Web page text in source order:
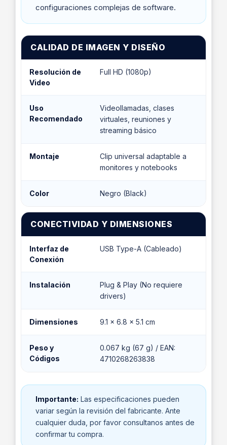
configuraciones complejas de software.
CALIDAD DE IMAGEN Y DISEÑO
Resolución de
Video
Full HD (1080p)
Uso
Recomendado
Videollamadas, clases
virtuales, reuniones y
streaming básico
Montaje
Clip universal adaptable a
monitores y notebooks
Color Negro (Black)
CONECTIVIDAD Y DIMENSIONES
Interfaz de
Conexión
USB Type-A (Cableado)
Instalación
Plug & Play (No requiere
drivers)
Dimensiones 9.1 x 6.8 x 5.1 cm
Peso y
Códigos
0.067 kg (67 g) / EAN:
4710268263838
Importante: Las especificaciones pueden
variar según la revisión del fabricante. Ante
cualquier duda, por favor consultanos antes de
confirmar tu compra.